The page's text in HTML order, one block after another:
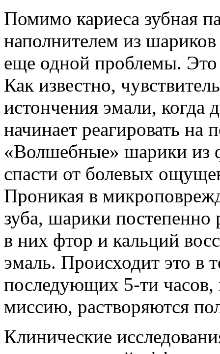
Помимо кариеса зубная
наполнителем из
еще одной проблемы. Это
Как известно,
истончения эмали, когда
начинает реагировать на
«Волшебные» шарики из
спасти от болевых
Проникая в
зуба, шарики постепенно
в них фтор и кальций
эмаль. Происходит это в
последующих 5-ти
миссию, растворяются
Клинические